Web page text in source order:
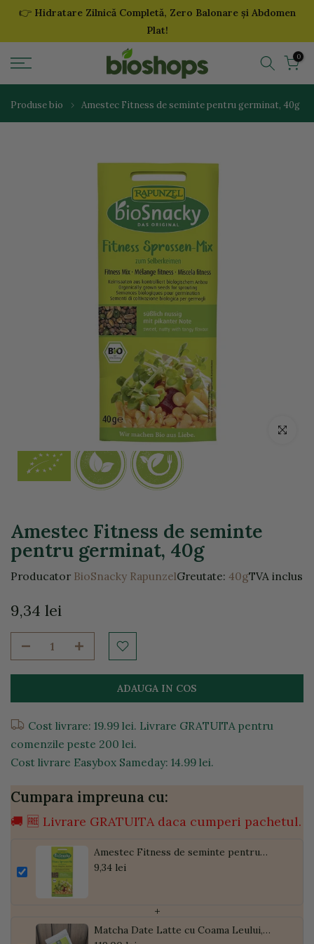
Sari
👉 Hidratare Zilnică Completă, Zero Balonare și Abdomen
Plat!
0
Produse bio Amestec Fitness de seminte pentru germinat, 40g
Click
Amestec Fitness de seminte
pentru germinat, 40g
Producator BioSnacky RapunzelGreutate: 40gTVA inclus
9,34 lei
ADAUGA IN COS
Cost livrare: 19.99 lei. Livrare GRATUITA pentru
comenzile peste 200 lei.
Cost livrare Easybox Sameday: 14.99 lei.
Cumpara impreuna cu:
🚚 🆓 Livrare GRATUITA daca cumperi pachetul.
Amestec Fitness de seminte pentru
germinat, 40g
9,34 lei
+
Matcha Date Latte cu Coama Leului,